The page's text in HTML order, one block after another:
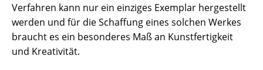
Verfahren kann nur ein einziges Exemplar hergestellt
werden und für die Schaffung eines solchen Werkes
braucht es ein besonderes Maß an Kunstfertigkeit
und Kreativität.